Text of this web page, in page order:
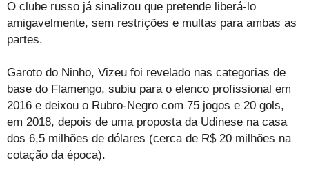
O clube russo já sinalizou que pretende liberá-lo
amigavelmente, sem restrições e multas para ambas as
partes.
Garoto do Ninho, Vizeu foi revelado nas categorias de
base do Flamengo, subiu para o elenco profissional em
2016 e deixou o Rubro-Negro com 75 jogos e 20 gols,
em 2018, depois de uma proposta da Udinese na casa
dos 6,5 milhões de dólares (cerca de R$ 20 milhões na
cotação da época).